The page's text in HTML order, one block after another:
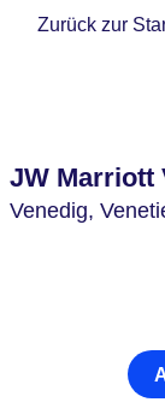
Zurück zur
JW Marriott
Venedig,